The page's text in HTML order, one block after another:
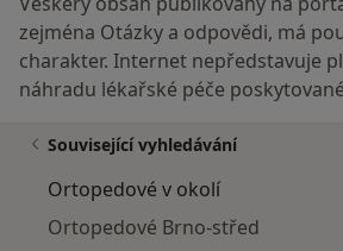
zejména Otázky a odpovědi, má
charakter. Internet nepředstavuje
náhradu lékařské péče
Související vyhledávání
Ortopedové v okolí
Ortopedové Brno-střed